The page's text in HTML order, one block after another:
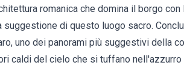
romanica che domina il borgo
suggestione di questo luogo sacro.
uno dei panorami più suggestivi della
caldi del cielo che si tuffano nell'azzurro